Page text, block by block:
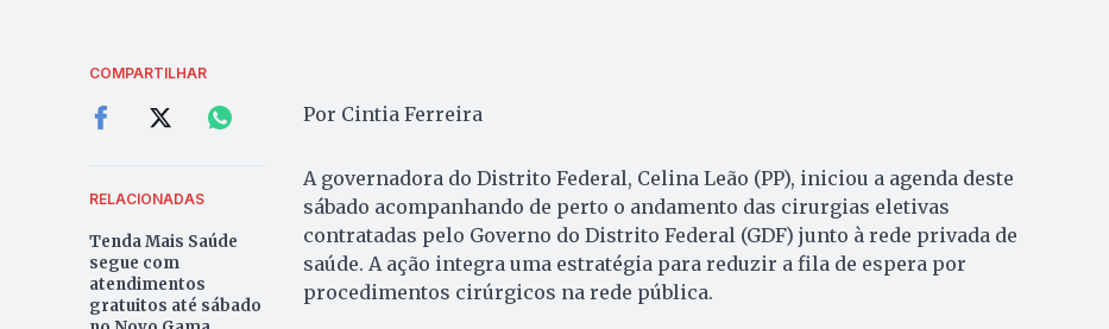
COMPARTILHAR
RELACIONADAS
Tenda Mais Saúde
segue com
atendimentos
gratuitos até sábado
Por Cintia Ferreira
A governadora do Distrito Federal, Celina Leão (PP), iniciou a agenda deste
sábado acompanhando de perto o andamento das cirurgias eletivas
contratadas pelo Governo do Distrito Federal (GDF) junto à rede privada de
saúde. A ação integra uma estratégia para reduzir a fila de espera por
procedimentos cirúrgicos na rede pública.